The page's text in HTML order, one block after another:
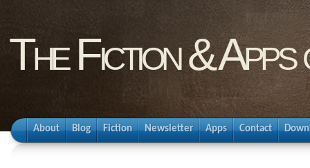
The Fiction &
About Blog Fiction Newsletter Apps Contact